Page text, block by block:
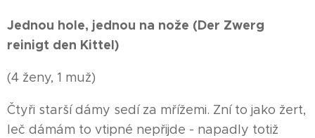
Jednou hole, jednou na nože (Der Zwerg
reinigt den Kittel)
(4 ženy, 1 muž)
Čtyři starší dámy sedí za mřížemi. Zní to jako žert,
leč dámám to vtipné nepřijde - napadly totiž